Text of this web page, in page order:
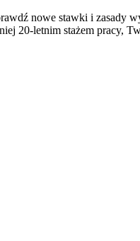
nowe stawki i zasady
20-letnim stażem pracy,